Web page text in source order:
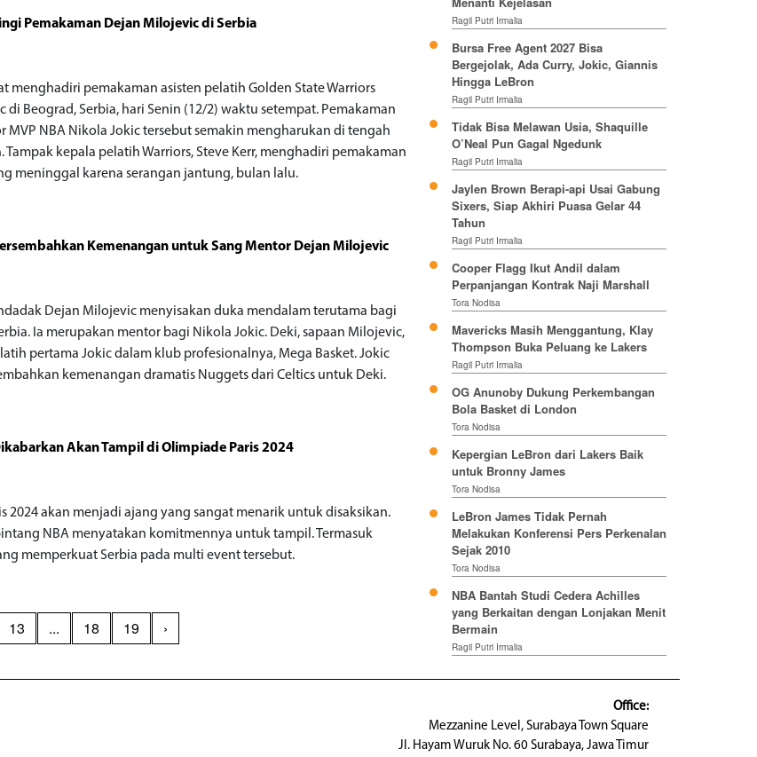
Pemakaman Dejan Milojevic di Serbia
menghadiri pemakaman asisten pelatih Golden State Warriors
di Beograd, Serbia, hari Senin (12/2) waktu setempat. Pemakaman
MVP NBA Nikola Jokic tersebut semakin mengharukan di tengah
Tampak kepala pelatih Warriors, Steve Kerr, menghadiri pemakaman
meninggal karena serangan jantung, bulan lalu.
Kemenangan untuk Sang Mentor Dejan Milojevic
Dejan Milojevic menyisakan duka mendalam terutama bagi
Ia merupakan mentor bagi Nikola Jokic. Deki, sapaan Milojevic,
pertama Jokic dalam klub profesionalnya, Mega Basket. Jokic
kemenangan dramatis Nuggets dari Celtics untuk Deki.
Akan Tampil di Olimpiade Paris 2024
2024 akan menjadi ajang yang sangat menarik untuk disaksikan.
NBA menyatakan komitmennya untuk tampil. Termasuk
memperkuat Serbia pada multi event tersebut.
13 ... 18 19 ›
Ragil Putri Irmalia
Bursa Free Agent 2027 Bisa
Bergejolak, Ada Curry, Jokic, Giannis
Hingga LeBron
Ragil Putri Irmalia
Tidak Bisa Melawan Usia, Shaquille
O’Neal Pun Gagal Ngedunk
Ragil Putri Irmalia
Jaylen Brown Berapi-api Usai Gabung
Sixers, Siap Akhiri Puasa Gelar 44
Tahun
Ragil Putri Irmalia
Cooper Flagg Ikut Andil dalam
Perpanjangan Kontrak Naji Marshall
Tora Nodisa
Mavericks Masih Menggantung, Klay
Thompson Buka Peluang ke Lakers
Ragil Putri Irmalia
OG Anunoby Dukung Perkembangan
Bola Basket di London
Tora Nodisa
Kepergian LeBron dari Lakers Baik
untuk Bronny James
Tora Nodisa
LeBron James Tidak Pernah
Melakukan Konferensi Pers Perkenalan
Sejak 2010
Tora Nodisa
NBA Bantah Studi Cedera Achilles
yang Berkaitan dengan Lonjakan Menit
Bermain
Ragil Putri Irmalia
Office:
Mezzanine Level, Surabaya Town Square
Jl. Hayam Wuruk No. 60 Surabaya, Jawa Timur